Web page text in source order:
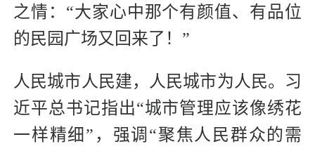
之情：“大家心中那个有颜值、有品位
的民园广场又回来了！”
人民城市人民建，人民城市为人民。习
近平总书记指出“城市管理应该像绣花
一样精细”，强调“聚焦人民群众的需